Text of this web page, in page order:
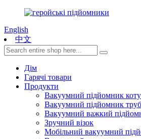
English
中文
Дім
Гарячі товари
Продукти
Вакуумний підйомник
Вакуумний підйомник
Вакуумний важкий
Зручний візок
Мобільний вакуумний